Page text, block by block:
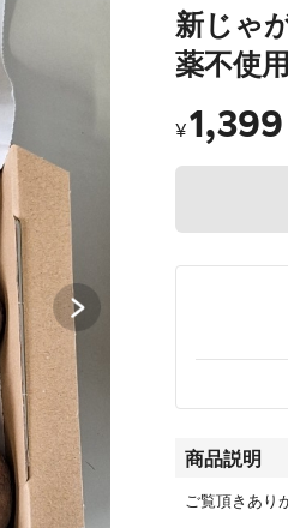
新じゃ
薬不使用
¥1,399
商品説明
ご覧頂きあり